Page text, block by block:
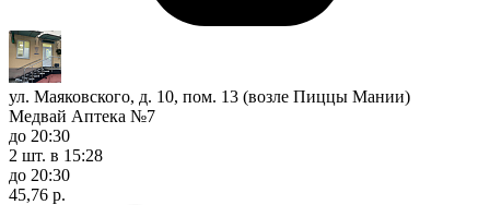
ул. Маяковского, д. 10, пом. 13 (возле Пиццы Мании)
Медвай Аптека №7
до 20:30
2 шт. в 15:28
до 20:30
45,76 р.